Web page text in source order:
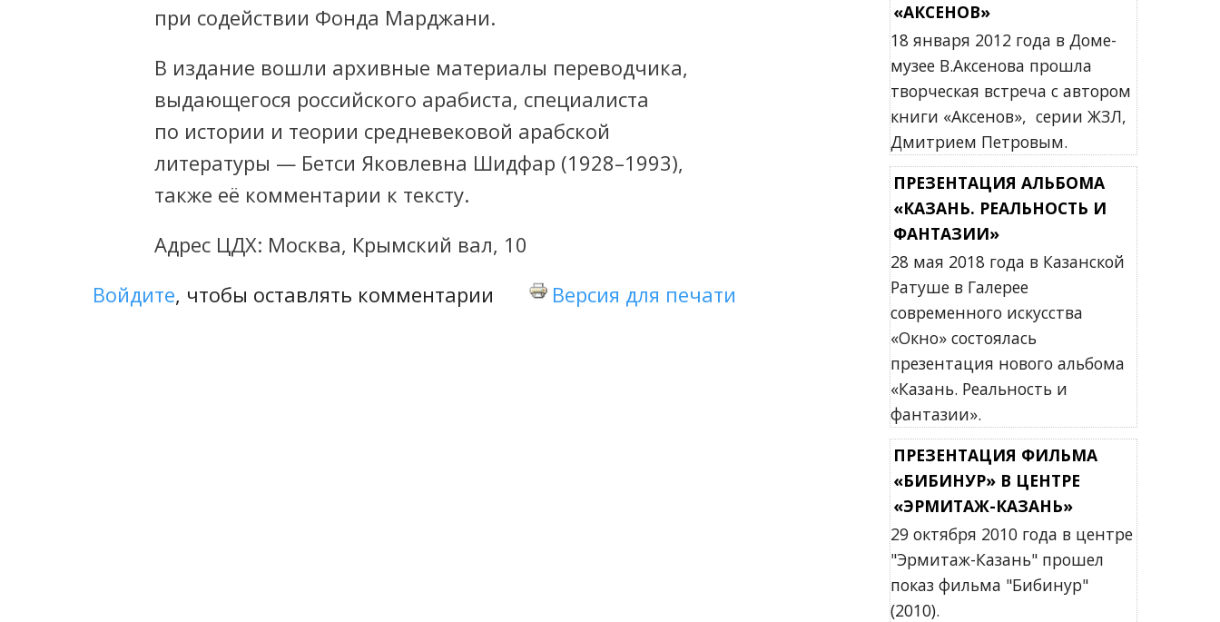
при содействии Фонда Марджани.
В издание вошли архивные материалы переводчика,
выдающегося российского арабиста, специалиста
по истории и теории средневековой арабской
литературы — Бетси Яковлевна Шидфар (1928–1993),
также её комментарии к тексту.
Адрес ЦДХ: Москва, Крымский вал, 10
Войдите, чтобы оставлять комментарии Версия для печати
«АКСЕНОВ»
18 января 2012 года в Доме-
музее В.Аксенова прошла
творческая встреча с автором
книги «Аксенов», серии ЖЗЛ,
Дмитрием Петровым.
ПРЕЗЕНТАЦИЯ АЛЬБОМА
«КАЗАНЬ. РЕАЛЬНОСТЬ И
ФАНТАЗИИ»
28 мая 2018 года в Казанской
Ратуше в Галерее
современного искусства
«Окно» состоялась
презентация нового альбома
«Казань. Реальность и
фантазии».
ПРЕЗЕНТАЦИЯ ФИЛЬМА
«БИБИНУР» В ЦЕНТРЕ
«ЭРМИТАЖ-КАЗАНЬ»
29 октября 2010 года в центре
"Эрмитаж-Казань" прошел
показ фильма "Бибинур"
(2010).